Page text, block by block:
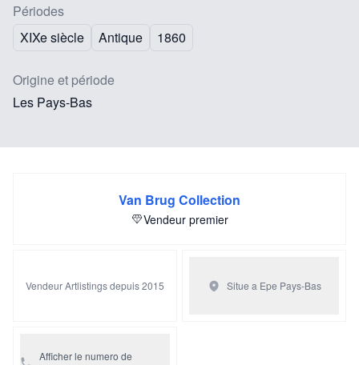
Périodes
XIXe siècle
Antique 1860
Origine et période
Les Pays-Bas
Van Brug Collection
Vendeur premier
Vendeur Artlistings depuis 2015 Situe a Epe Pays-Bas
Afficher le numero de